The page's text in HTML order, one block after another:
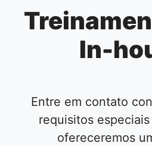
In-
Entre em contato
requisitos
ofereceremos